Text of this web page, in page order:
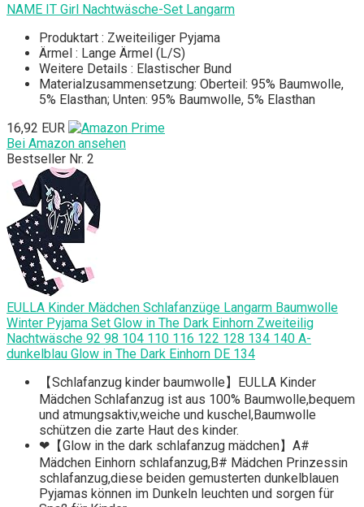
NAME IT Girl Nachtwäsche-Set Langarm
Produktart : Zweiteiliger Pyjama
Ärmel : Lange Ärmel (L/S)
Weitere Details : Elastischer Bund
Materialzusammensetzung: Oberteil: 95% Baumwolle,
5% Elasthan; Unten: 95% Baumwolle, 5% Elasthan
16,92 EUR
Bei Amazon ansehen
Bestseller Nr. 2
EULLA Kinder Mädchen Schlafanzüge Langarm Baumwolle
Winter Pyjama Set Glow in The Dark Einhorn Zweiteilig
Nachtwäsche 92 98 104 110 116 122 128 134 140 A-
dunkelblau Glow in The Dark Einhorn DE 134
【Schlafanzug kinder baumwolle】EULLA Kinder
Mädchen Schlafanzug ist aus 100% Baumwolle,bequem
und atmungsaktiv,weiche und kuschel,Baumwolle
schützen die zarte Haut des kinder.
❤【Glow in the dark schlafanzug mädchen】A#
Mädchen Einhorn schlafanzug,B# Mädchen Prinzessin
schlafanzug,diese beiden gemusterten dunkelblauen
Pyjamas können im Dunkeln leuchten und sorgen für